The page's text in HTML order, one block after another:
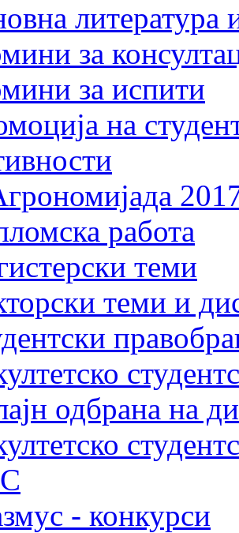
литература
за
за испити
на
работа
теми
теми и
одбрана на
- конкурси